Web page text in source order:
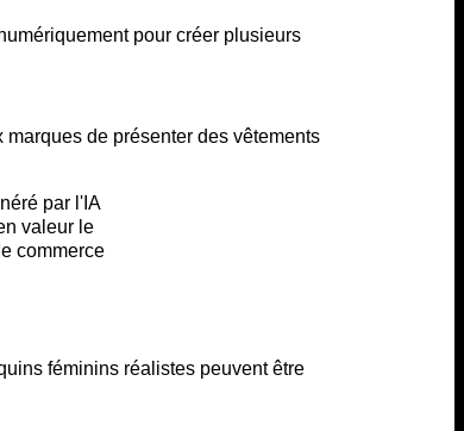
pour créer plusieurs
de présenter des vêtements
féminins réalistes peuvent être